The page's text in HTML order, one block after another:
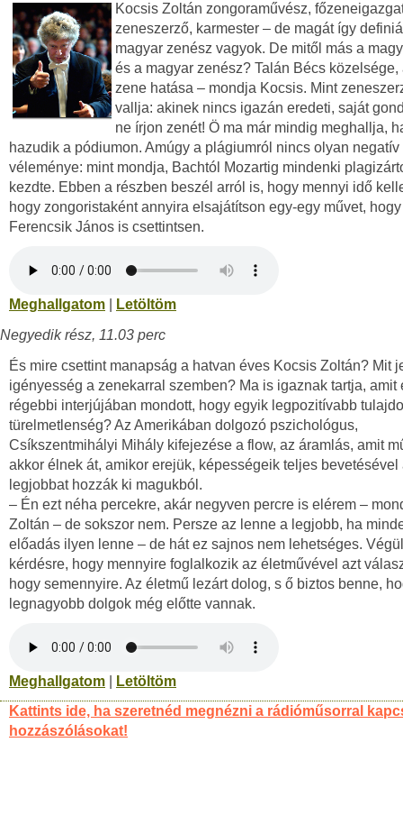
Kocsis Zoltán zongoraművész,
zeneszerző, karmester – de magát így
magyar zenész vagyok. De mitől más a
és a magyar zenész? Talán Bécs közelsége,
zene hatása – mondja Kocsis. Mint
vallja: akinek nincs igazán eredeti, saját
ne írjon zenét! Ö ma már mindig meghallja,
hazudik a pódiumon. Amúgy a plágiumról nincs olyan negatív
véleménye: mint mondja, Bachtól Mozartig mindenki
kezdte. Ebben a részben beszél arról is, hogy mennyi idő
hogy zongoristaként annyira elsajátítson egy-egy művet,
Ferencsik János is csettintsen.
Meghallgatom
Letöltöm
Negyedik rész, 11.03 perc
És mire csettint manapság a hatvan éves Kocsis Zoltán? Mit
igényesség a zenekarral szemben? Ma is igaznak tartja, amit
régebbi interjújában mondott, hogy egyik legpozitívabb
türelmetlenség? Az Amerikában dolgozó pszichológus,
Csíkszentmihályi Mihály kifejezése a flow, az áramlás, amit
akkor élnek át, amikor erejük, képességeik teljes bevetésével
legjobbat hozzák ki magukból.
– Én ezt néha percekre, akár negyven percre is elérem –
Zoltán – de sokszor nem. Persze az lenne a legjobb, ha
előadás ilyen lenne – de hát ez sajnos nem lehetséges.
kérdésre, hogy mennyire foglalkozik az életművével azt
hogy semennyire. Az életmű lezárt dolog, s ő biztos benne,
legnagyobb dolgok még előtte vannak.
Meghallgatom
Letöltöm
Kattints ide, ha szeretnéd megnézni a rádióműsorral
hozzászólásokat!